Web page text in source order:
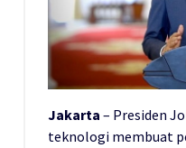
Jakarta – Presiden
teknologi membuat